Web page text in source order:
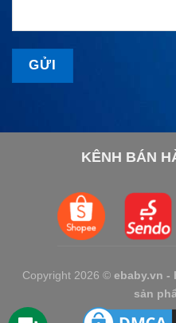
KÊNH BÁN
Copyright 2026 © ebaby.vn -
sản